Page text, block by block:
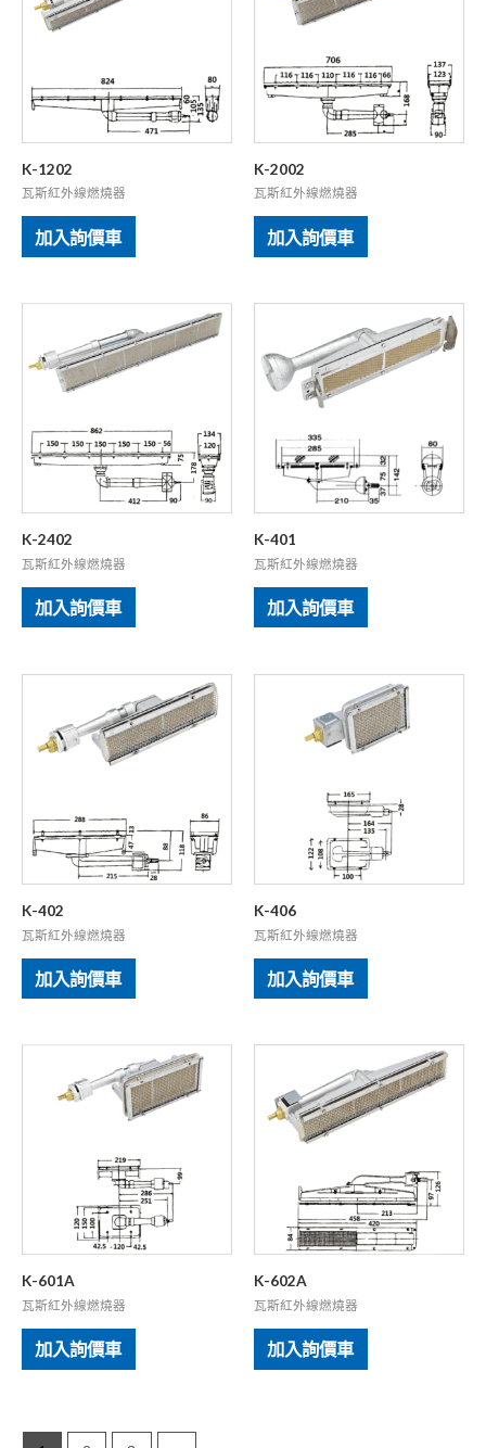
K-1202
瓦斯紅外線燃燒器
加入詢價車
K-2002
瓦斯紅外線燃燒器
加入詢價車
K-2402
瓦斯紅外線燃燒器
加入詢價車
K-401
瓦斯紅外線燃燒器
加入詢價車
K-402
瓦斯紅外線燃燒器
加入詢價車
K-406
瓦斯紅外線燃燒器
加入詢價車
K-601A
瓦斯紅外線燃燒器
加入詢價車
K-602A
瓦斯紅外線燃燒器
加入詢價車